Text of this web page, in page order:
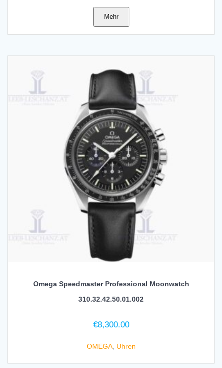
Mehr
Omega Speedmaster Professional Moonwatch
310.32.42.50.01.002
€8,300.00
OMEGA, Uhren